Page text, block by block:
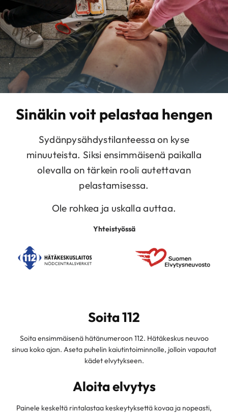
.
Sinäkin voit pelastaa hengen
Sydänpysähdystilanteessa on kyse
minuuteista. Siksi ensimmäisenä paikalla
olevalla on tärkein rooli autettavan
pelastamisessa.
Ole rohkea ja uskalla auttaa.
Yhteistyössä
Soita 112
Soita ensimmäisenä hätänumeroon 112. Hätäkeskus neuvoo
sinua koko ajan. Aseta puhelin kaiutintoiminnolle, jolloin vapautat
kädet elvytykseen.
Aloita elvytys
Painele keskeltä rintalastaa keskeytyksettä kovaa ja nopeasti,